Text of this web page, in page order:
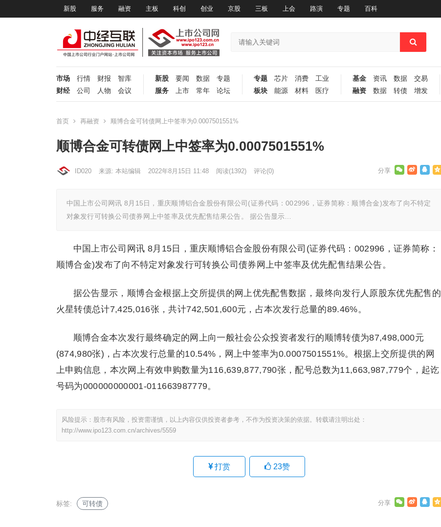
新股 服务 融资 主板 科创 创业 京股 三板 上会 路演 专题 百科
市场 行情 财报
智库
财经
公司 人物 会议
新股 要闻 数据
专题
服务
上市 常年 论坛
专题 芯片 消费
工业
板块
能源 材料 医疗
基金 资讯 数据
交易
融资
数据 转债 增发
首页 再融资 顺博合金可转债网上中签率为0.0007501551%
顺博合金可转债网上中签率为0.0007501551%
ID020 来源: 本站编辑 2022年8月15日 11:48 阅读(1392) 评论(0)
中国上市公司网讯 8月15日，重庆顺博铝合金股份有限公司(证券代码：002996，证券简称：顺博合金)发布了向不特定
对象发行可转换公司债券网上中签率及优先配售结果公告。 据公告显示…
中国上市公司网讯 8月15日，重庆顺博铝合金股份有限公司(证券代码：002996，证券简称：
顺博合金)发布了向不特定对象发行可转换公司债券网上中签率及优先配售结果公告。
据公告显示，顺博合金根据上交所提供的网上优先配售数据，最终向发行人原股东优先配售的
火星转债总计7,425,016张，共计742,501,600元，占本次发行总量的89.46%。
顺博合金本次发行最终确定的网上向一般社会公众投资者发行的顺博转债为87,498,000元
(874,980张)，占本次发行总量的10.54%，网上中签率为0.0007501551%。根据上交所提供的网
上申购信息，本次网上有效申购数量为116,639,877,790张，配号总数为11,663,987,779个，起讫
号码为000000000001-011663987779。
风险提示：股市有风险，投资需谨慎，以上内容仅供投资者参考，不作为投资决策的依据。转载请注明出处：
http://www.ipo123.com.cn/archives/5559
打赏 23赞
标签: 可转债